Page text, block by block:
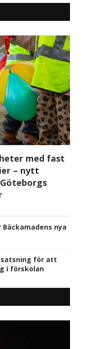
med fast
– nytt
nya
satsning för att
i förskolan